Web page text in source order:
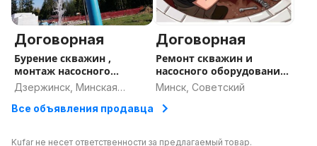
-- Предоставляем беспроцентную рассрочку.
--Бесплатная предварительная консультация и
выезд к вам на участок.
-- В стоимость входит геофизический каротаж.( при
затруднении с определением водоносного слоя
вызывается геолог со специальным оборудованием,
которое со стопроцентной точностью расскажет о
Договорная
Бурение скважин ,
монтаж насосного
оборудования
Дзержинск, Минская
Договорная
Ремонт скважин и
насосного оборудования.
Диагностика системы.
Минск, Советский
Все объявления продавца
Kufar не несет ответственности за предлагаемый товар.